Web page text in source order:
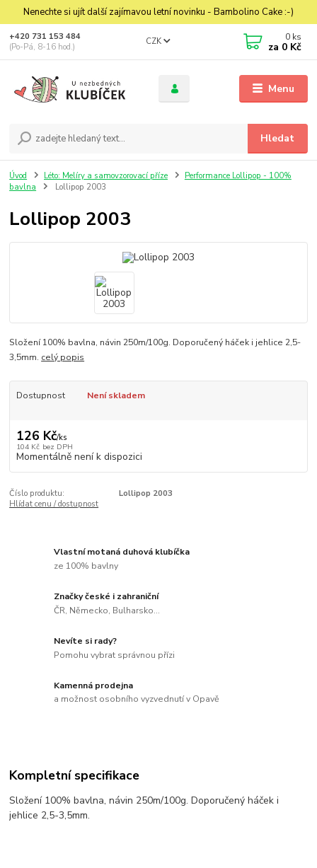
Nenechte si ujít další zajímavou letní novinku - Bambolino Cake :-)
Menu
CZK
Hledat
+420 731 153 484
(Po-Pá, 8-16 hod.)
0 ks
za 0 Kč
Úvod Léto: Melíry a samovzorovací příze
Performance Lollipop - 100%
bavlna
Lollipop 2003
Lollipop 2003
Složení 100% bavlna, návin 250m/100g. Doporučený háček i jehlice 2,5-
3,5mm. celý popis
Dostupnost Není skladem
126 Kč/ks
104 Kč bez DPH
Momentálně není k dispozici
Číslo produktu:
Lollipop 2003
Hlídat cenu / dostupnost
Vlastní motaná duhová klubíčka
ze 100% bavlny
Značky české i zahraniční
ČR, Německo, Bulharsko...
Nevíte si rady?
Pomohu vybrat správnou přízi
Kamenná prodejna
a možnost osobního vyzvednutí v Opavě
Kompletní specifikace
Složení 100% bavlna, návin 250m/100g. Doporučený háček i
jehlice 2,5-3,5mm.